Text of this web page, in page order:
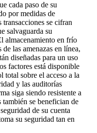
cada paso de su
por medidas de
se cifran
salvaguarda su
almacenamiento en frío
las amenazas en línea,
diseñadas para un uso
factores está disponible
total sobre el acceso a la
y las auditorías
siga siendo resistente a
se benefician de
de su cuenta
su seguridad tan en